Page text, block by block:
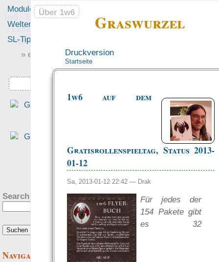
1w6 - Ein Würfel System
- Einfach saubere, freie
Rollenspiel-Regeln
Graswurzel
Druckversion
Startseite
1w6 auf dem
Gratisrollenspieltag, Status 2013-
01-12
Sa, 2013-01-12 22:42 — Drak
Für jedes der
154 Pakete gibt
es 32
Über 1w6
Module
Welten
Foren
SL-Tipps
» einfach saubere «
» Regeln «
Über 1w6
?
Search this site:
Navigation
“Sorry that I called you
geek, these are beautiful!”
— Die Frau eines
Freundes, als sie
Flyerbüchergesehen hat ☺